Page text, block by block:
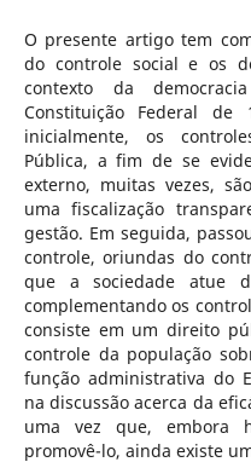
O presente artigo tem
do controle social e os
contexto da
Constituição Federal de
inicialmente, os
Pública, a fim de se
externo, muitas vezes,
uma fiscalização
gestão. Em seguida,
controle, oriundas do
que a sociedade atue
complementando os
consiste em um direito
controle da população
função administrativa do
na discussão acerca da
uma vez que, embora
promovê-lo, ainda existe